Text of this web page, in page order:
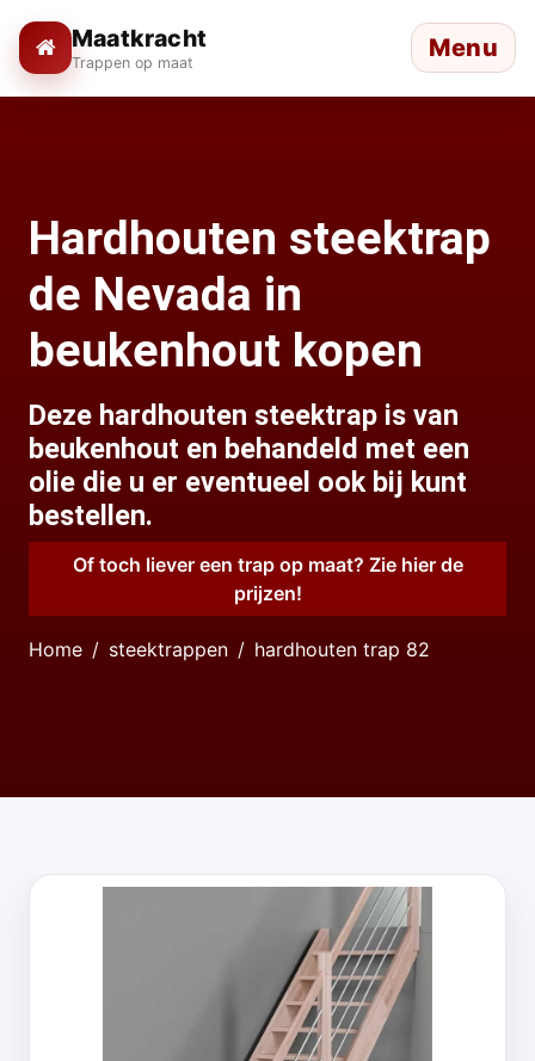
Maatkracht
Trappen op maat Menu
Hardhouten steektrap
de Nevada in
beukenhout kopen
Deze hardhouten steektrap is van
beukenhout en behandeld met een
olie die u er eventueel ook bij kunt
bestellen.
Of toch liever een trap op maat? Zie hier de
prijzen!
Home steektrappen hardhouten trap 82